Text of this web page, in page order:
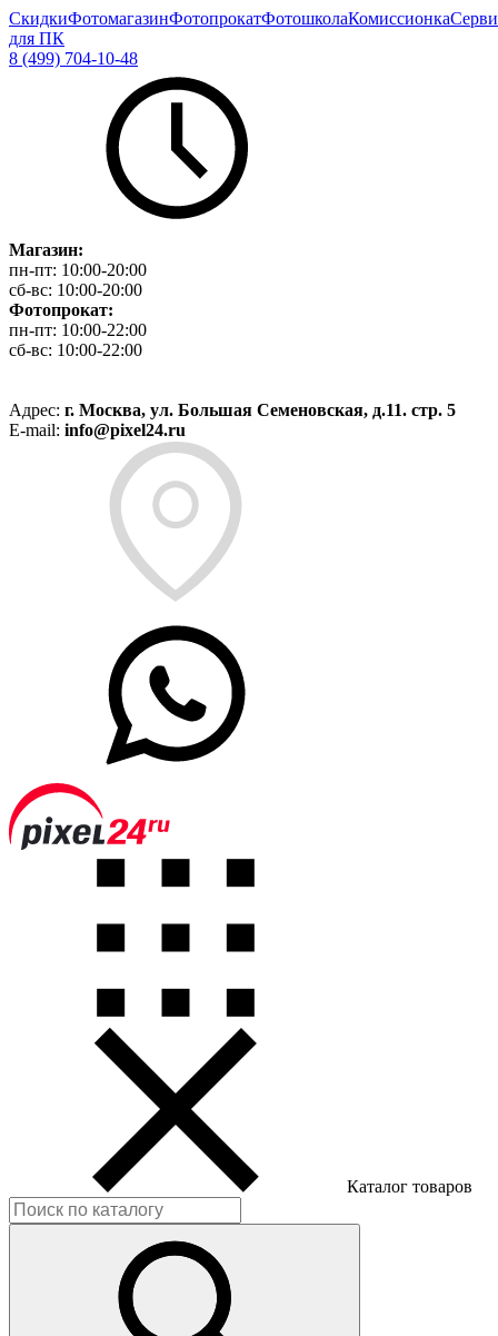
СкидкиФотомагазинФотопрокатФотошколаКомиссионка
для ПК
8 (499) 704-10-48
Магазин:
пн-пт: 10:00-20:00
сб-вс: 10:00-20:00
Фотопрокат:
пн-пт: 10:00-22:00
сб-вс: 10:00-22:00
Адрес: г. Москва, ул. Большая Семеновская, д.11. стр. 5
E-mail: info@pixel24.ru
Каталог товаров